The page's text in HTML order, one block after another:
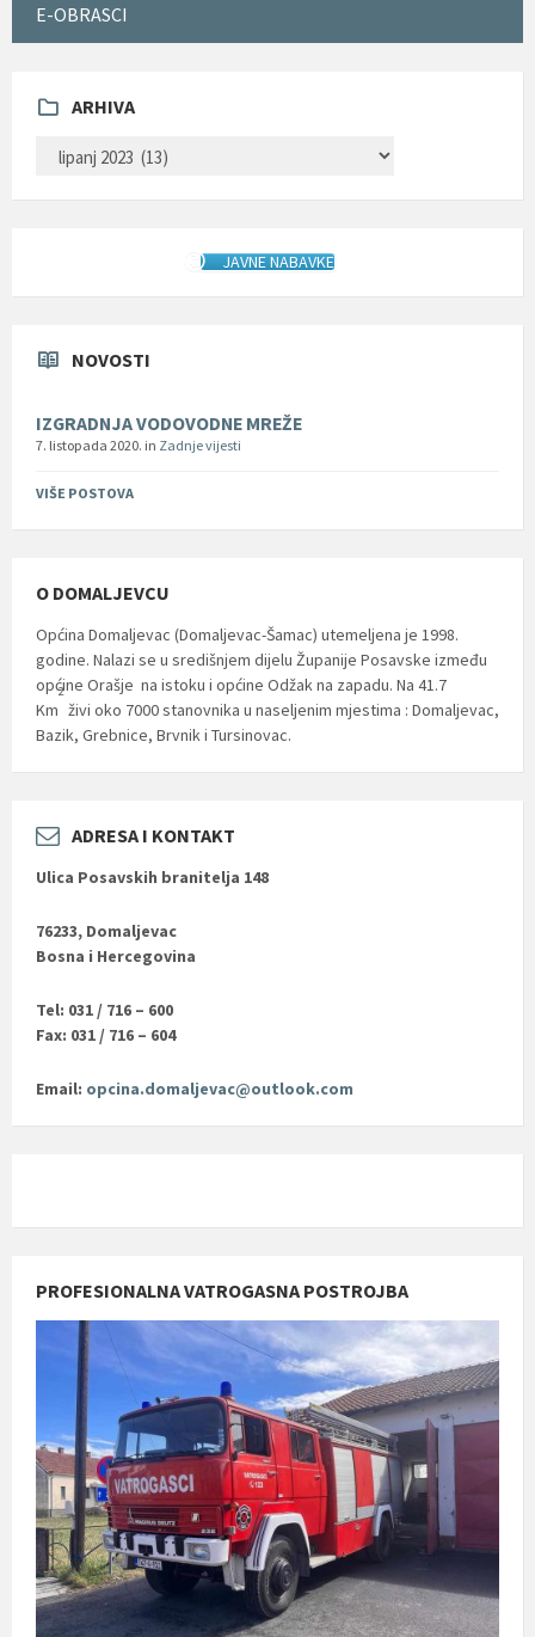
E-OBRASCI
ARHIVA
JAVNE NABAVKE
NOVOSTI
IZGRADNJA VODOVODNE MREŽE
7. listopada 2020. in Zadnje vijesti
VIŠE POSTOVA
O DOMALJEVCU
Općina Domaljevac (Domaljevac-Šamac) utemeljena je 1998.
godine. Nalazi se u središnjem dijelu Županije Posavske između
općine Orašje na istoku i općine Odžak na zapadu. Na 41.7
Km
2
živi oko 7000 stanovnika u naseljenim mjestima : Domaljevac,
Bazik, Grebnice, Brvnik i Tursinovac.
ADRESA I KONTAKT
Ulica Posavskih branitelja 148
76233, Domaljevac
Bosna i Hercegovina
Tel: 031 / 716 – 600
Fax: 031 / 716 – 604
Email: opcina.domaljevac@outlook.com
PROFESIONALNA VATROGASNA POSTROJBA